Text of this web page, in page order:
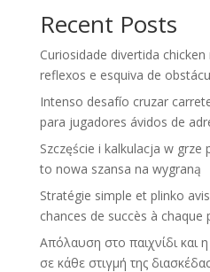
Recent Posts
Curiosidade divertida
reflexos e esquiva de
Intenso desafío cruzar
para jugadores ávidos de
Szczęście i kalkulacja w grze
to nowa szansa na wygraną
Stratégie simple et plinko
chances de succès à chaque
Απόλαυση στο παιχνίδι και
σε κάθε στιγμή της